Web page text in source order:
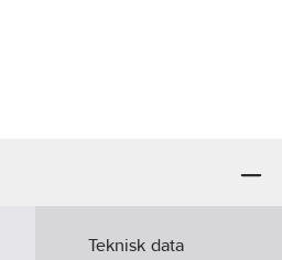
Teknisk data